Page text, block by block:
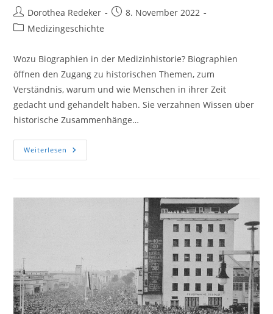
Beitrags-
Autor:
Dorothea Redeker
Beitrag8. November 2022
Beitrags-
Medizingeschichte
Wozu Biographien in der Medizinhistorie? Biographien
öffnen den Zugang zu historischen Themen, zum
Verständnis, warum und wie Menschen in ihrer Zeit
gedacht und gehandelt haben. Sie verzahnen Wissen über
historische Zusammenhänge…
Weiterlesen Der
Physikus
Noch